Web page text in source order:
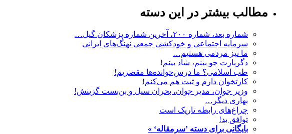
مطالب بیشتر در این دسته
شماره بعد، شماره ۲۰۰، آخرین شماره پزشکان گیل…
سرمایه اجتماعی و خودکشی جمعی نهنگ‌های ایرانی
ما نیز مردمی هستیم…
دگربارت چو بینم، شاد بینم!
طب اسلامی؟ ما درس‌خوانده‌ها مقصریم!
کارتخوان دارم و ثبت هم می‌کنم!
وزیر جوان، مدیر جوان، بحران سیل و بن‌بست گزینش!
بهاری دیگر…
چراغ‌های رابطه تاریک است
توافق بد!
بایگانی برای دسته ’سرمقاله‘ »